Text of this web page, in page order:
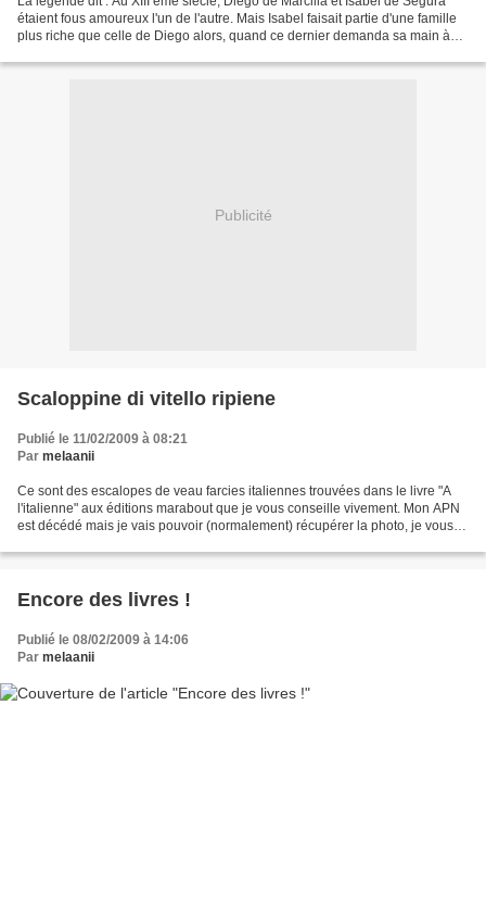
étaient fous amoureux l'un de l'autre. Mais Isabel faisait partie d'une famille
plus riche que celle de Diego alors, quand ce dernier demanda sa main à
Publicité
Scaloppine di vitello ripiene
Publié le 11/02/2009 à 08:21
Par melaanii
Ce sont des escalopes de veau farcies italiennes trouvées dans le livre "A
l'italienne" aux éditions marabout que je vous conseille vivement. Mon APN
est décédé mais je vais pouvoir (normalement) récupérer la photo, je vous la
Encore des livres !
Publié le 08/02/2009 à 14:06
Par melaanii